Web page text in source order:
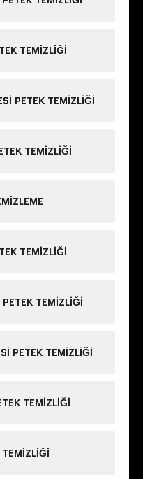
TEMIZLIĞI
PETEK TEMIZLIĞI
TEMIZLIĞI
TEMIZLIĞI
TEMIZLIĞI
PETEK TEMIZLIĞI
TEMIZLIĞI
TEMIZLIĞI